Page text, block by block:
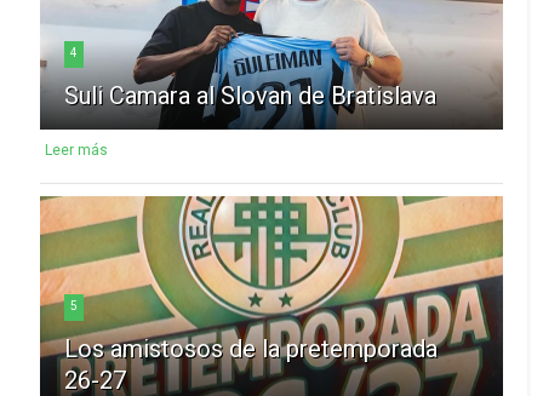
4
Suli Camara al Slovan de Bratislava
Leer más
5
Los amistosos de la pretemporada
26-27